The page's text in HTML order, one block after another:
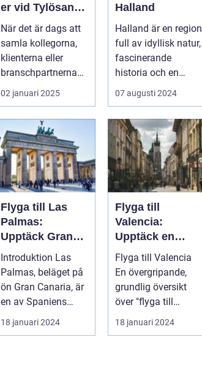
er vid Tylösands
Stränder
När det är dags att
samla kollegorna,
klienterna eller
branschpartnerna
för en konfer...
02 januari 2025
Halland
Halland är en region
full av idyllisk natur,
fascinerande
historia och en
lockande kustlinje.
07 augusti 2024
Flyga till Las
Palmas:
Upptäck Gran
Canarias pärla
Introduktion Las
Palmas, beläget på
ön Gran Canaria, är
en av Spaniens
mest populära
semesterdestina...
18 januari 2024
Flyga till
Valencia:
Upptäck en
pärla i Spanien
Flyga till Valencia
En övergripande,
grundlig översikt
över "flyga till
18 januari 2024